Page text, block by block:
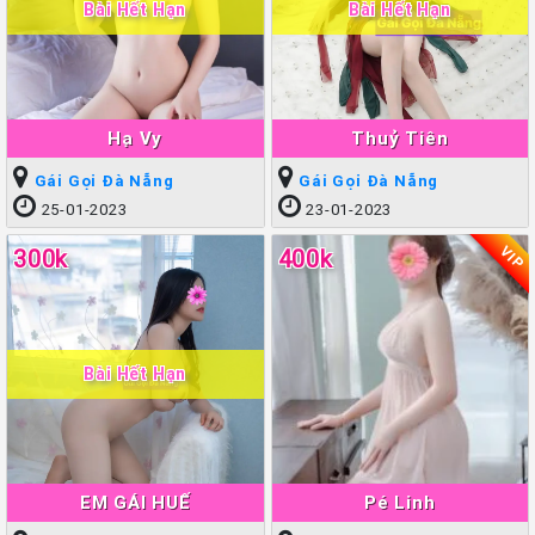
Hạ Vy
Bài Hết Hạn
Gái Gọi Đà Nẵng
25-01-2023
Thuỷ Tiên
Bài Hết Hạn
Gái Gọi Đà Nẵng
23-01-2023
EM GÁI HUẾ
300k
Bài Hết Hạn
Pé Linh
400k VIP